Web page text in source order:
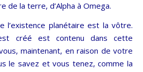
de la terre, d’Alpha à Omega.
l’existence planétaire est la vôtre.
créé est contenu dans cette
maintenant, en raison de votre
le savez et vous tenez, comme la